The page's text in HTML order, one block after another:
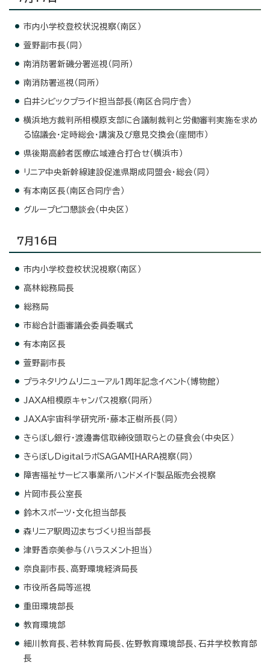
市内小学校登校状況視察（南区）
萱野副市長（同）
南消防署新磯分署巡視（同所）
南消防署巡視（同所）
白井シビックプライド担当部長（南区合同庁舎）
横浜地方裁判所相模原支部に合議制裁判と労働審判実施を求め
る協議会・定時総会・講演及び意見交換会（座間市）
県後期高齢者医療広域連合打合せ（横浜市）
リニア中央新幹線建設促進県期成同盟会・総会（同）
有本南区長（南区合同庁舎）
グループピコ懇談会（中央区）
7月16日
市内小学校登校状況視察（南区）
高林総務局長
総務局
市総合計画審議会委員委嘱式
有本南区長
萱野副市長
プラネタリウムリニューアル1周年記念イベント（博物館）
JAXA相模原キャンパス視察（同所）
JAXA宇宙科学研究所・藤本正樹所長（同）
きらぼし銀行・渡邊壽信取締役頭取らとの昼食会（中央区）
きらぼしDigitalラボSAGAMIHARA視察（同）
障害福祉サービス事業所ハンドメイド製品販売会視察
片岡市長公室長
鈴木スポーツ・文化担当部長
森リニア駅周辺まちづくり担当部長
津野香奈美参与（ハラスメント担当）
奈良副市長、高野環境経済局長
市役所各局等巡視
重田環境部長
教育環境部
細川教育長、若林教育局長、佐野教育環境部長、石井学校教育部
長